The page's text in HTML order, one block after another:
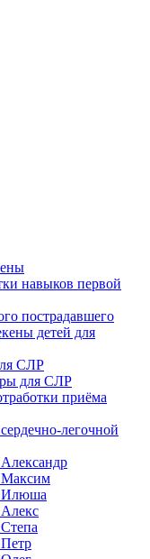
навыков первой
пострадавшего
детей для
СЛР
для СЛР
приёма
легочной
Максим
Илюша